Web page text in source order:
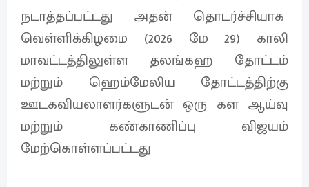
நடாத்தப்பட்டது அதன் தொடர்ச்சியாக
வெள்ளிக்கிழமை (2026 மே 29) காலி
மாவட்டத்திலுள்ள தலங்கஹ தோட்டம்
மற்றும் ஹெம்மேலிய தோட்டத்திற்கு
ஊடகவியலாளர்களுடன் ஒரு கள ஆய்வு
மற்றும் கண்காணிப்பு விஜயம்
மேற்கொள்ளப்பட்டது